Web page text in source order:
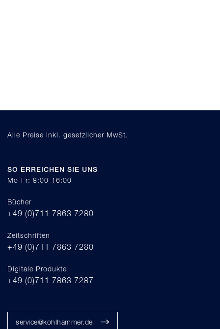
Alle Preise inkl. gesetzlicher MwSt.
SO ERREICHEN SIE UNS
Mo-Fr: 8:00-16:00
Bücher
+49 (0)711 7863 7280
Zeitschriften
+49 (0)711 7863 7280
Digitale Produkte
+49 (0)711 7863 7287
service@kohlhammer.de